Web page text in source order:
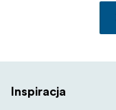
Inspiracja